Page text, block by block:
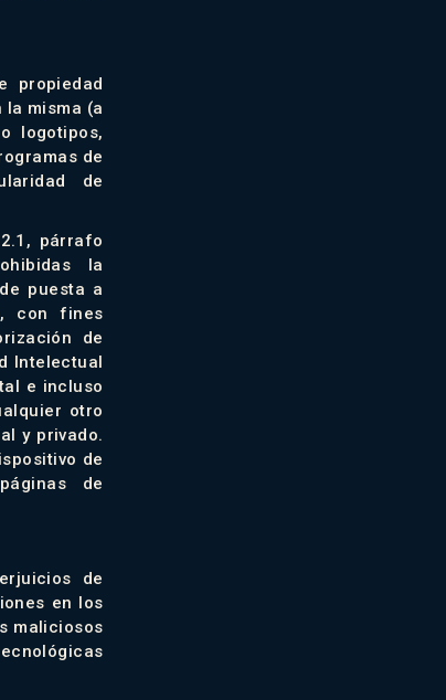
propiedad
misma (a
logotipos,
de
de
párrafo
la
puesta a
con fines
de
Intelectual
e incluso
otro
y privado.
de
de
de
en los
maliciosos